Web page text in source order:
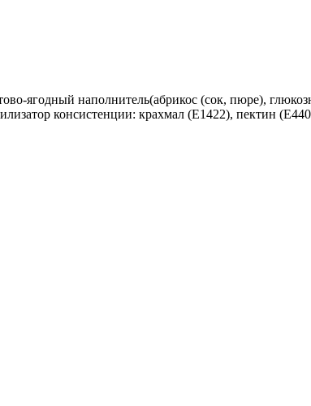
ягодный наполнитель(абрикос (сок, пюре),
консистенции: крахмал (Е1422), пектин